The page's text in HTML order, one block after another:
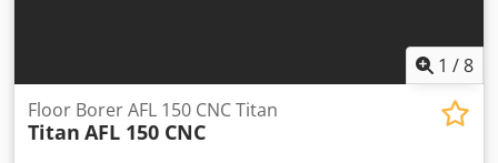
1 /8
Floor Borer AFL 150 CNC Titan
Titan AFL 150 CNC